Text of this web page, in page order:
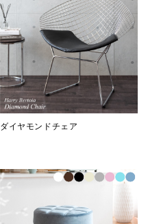
ダイヤモンドチェア